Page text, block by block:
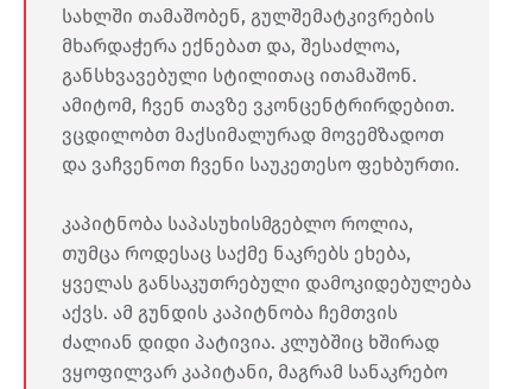
სახლში თამაშობენ, გულშემატკივრების
მხარდაჭერა ექნებათ და, შესაძლოა,
განსხვავებული სტილითაც ითამაშონ.
ამიტომ, ჩვენ თავზე ვკონცენტრირდებით.
ვცდილობთ მაქსიმალურად მოვემზადოთ
და ვაჩვენოთ ჩვენი საუკეთესო ფეხბურთი.
კაპიტნობა საპასუხისმგებლო როლია,
თუმცა როდესაც საქმე ნაკრებს ეხება,
ყველას განსაკუთრებული დამოკიდებულება
აქვს. ამ გუნდის კაპიტნობა ჩემთვის
ძალიან დიდი პატივია. კლუბშიც ხშირად
ვყოფილვარ კაპიტანი, მაგრამ სანაკრებო